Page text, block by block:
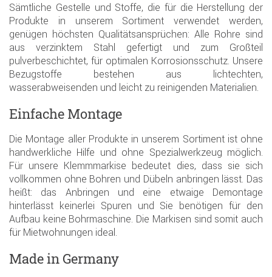
Sämtliche Gestelle und Stoffe, die für die Herstellung der
Produkte in unserem Sortiment verwendet werden,
genügen höchsten Qualitätsansprüchen: Alle Rohre sind
aus verzinktem Stahl gefertigt und zum Großteil
pulverbeschichtet, für optimalen Korrosionsschutz. Unsere
Bezugstoffe bestehen aus lichtechten,
wasserabweisenden und leicht zu reinigenden Materialien.
Einfache Montage
Die Montage aller Produkte in unserem Sortiment ist ohne
handwerkliche Hilfe und ohne Spezialwerkzeug möglich.
Für unsere Klemmmarkise bedeutet dies, dass sie sich
vollkommen ohne Bohren und Dübeln anbringen lässt. Das
heißt: das Anbringen und eine etwaige Demontage
hinterlässt keinerlei Spuren und Sie benötigen für den
Aufbau keine Bohrmaschine. Die Markisen sind somit auch
für Mietwohnungen ideal.
Made in Germany